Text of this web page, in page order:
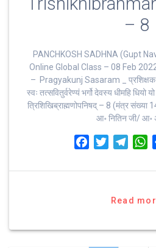
– 8
PANCHKOSH SADHNA (Gupt
Online Global Class – 08 Feb
– Pragyakunj Sasaram _ प्रशिक्षक
स्‍वः तत्‍सवितुर्वरेण्‍यं भर्गो देवस्य धीमहि
त्रिशिखिब्राह्मणोपनिषद् – 8 (मंत्र
आ॰ नितिन जी/ आ॰
c
o
k
i
r
l
g
a
W
a
s
p
p
Read